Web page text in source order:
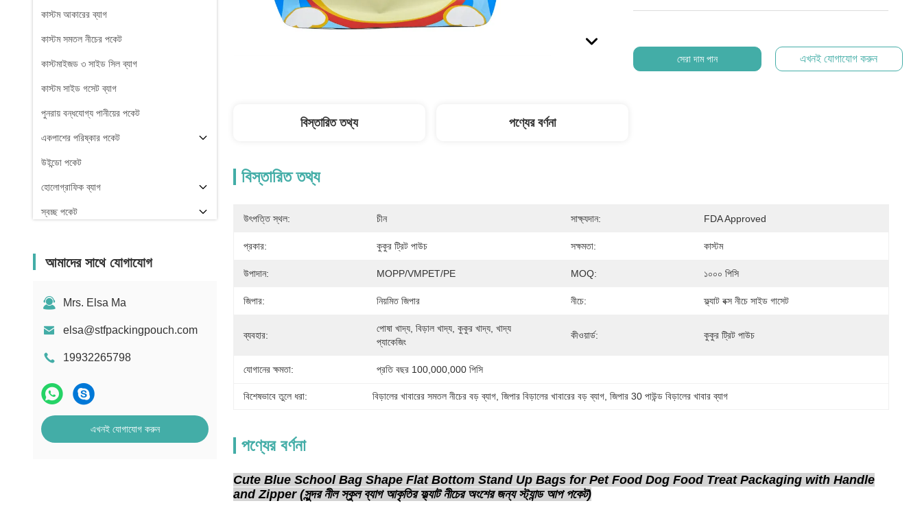
কাস্টম আকারের ব্যাগ
কাস্টম সমতল নীচের পকেট
কাস্টমাইজড ৩ সাইড সিল ব্যাগ
কাস্টম সাইড গসেট ব্যাগ
পুনরায় বন্ধযোগ্য পানীয়ের পকেট
একপাশের পরিষ্কার পকেট
উইন্ডো পকেট
হোলোগ্রাফিক ব্যাগ
স্বচ্ছ পকেট
আমাদের সাথে যোগাযোগ
Mrs. Elsa Ma
elsa@stfpackingpouch.com
19932265798
এখনই যোগাযোগ করুন
সেরা দাম পান এখনই যোগাযোগ করুন
বিস্তারিত তথ্য পণ্যের বর্ণনা
বিস্তারিত তথ্য
উৎপত্তি স্থল: চীন সাক্ষ্যদান: FDA Approved
প্রকার: কুকুর ট্রিট পাউচ সক্ষমতা: কাস্টম
উপাদান: MOPP/VMPET/PE MOQ: ১০০০ পিসি
জিপার: নিয়মিত জিপার নীচে: ফ্ল্যাট বক্স নীচে সাইড গাসেট
ব্যবহার:
পোষা খাদ্য, বিড়াল খাদ্য, কুকুর খাদ্য, খাদ্য
প্যাকেজিং
কীওয়ার্ড: কুকুর ট্রিট পাউচ
যোগানের ক্ষমতা: প্রতি বছর 100,000,000 পিসি
বিশেষভাবে তুলে ধরা: বিড়ালের খাবারের সমতল নীচের বড় ব্যাগ , জিপার বিড়ালের খাবারের বড় ব্যাগ , জিপার 30 পাউন্ড বিড়ালের খাবার ব্যাগ
পণ্যের বর্ণনা
Cute Blue School Bag Shape Flat Bottom Stand Up Bags for Pet Food Dog Food Treat Packaging with Handle
and Zipper (সুন্দর নীল স্কুল ব্যাগ আকৃতির ফ্ল্যাট নীচের অংশের জন্য স্ট্যান্ড আপ পকেট)